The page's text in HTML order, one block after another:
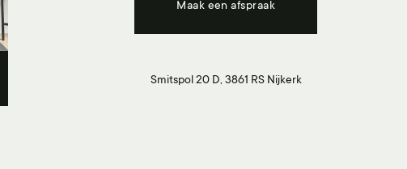
Maak een afspraak
Smitspol 20 D, 3861 RS Nijkerk